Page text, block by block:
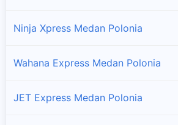
Ninja Xpress Medan Polonia
Wahana Express Medan Polonia
JET Express Medan Polonia